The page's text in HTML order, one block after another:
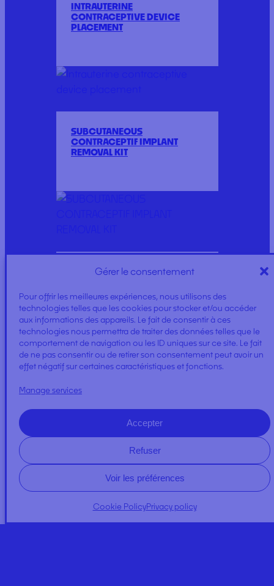
Gérer le consentement
Pour offrir les meilleures expériences, nous utilisons des
technologies telles que les cookies pour stocker et/ou accéder
aux informations des appareils. Le fait de consentir à ces
technologies nous permettra de traiter des données telles que le
comportement de navigation ou les ID uniques sur ce site. Le fait
de ne pas consentir ou de retirer son consentement peut avoir un
effet négatif sur certaines caractéristiques et fonctions.
Manage services
Accepter
Refuser
Voir les préférences
Cookie PolicyPrivacy policy
INTRAUTERINE
CONTRACEPTIVE DEVICE
PLACEMENT
SUBCUTANEOUS
CONTRACEPTIF IMPLANT
REMOVAL KIT
HYSTEROMETER